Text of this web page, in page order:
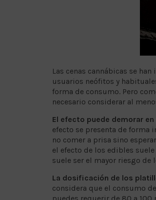
Las cenas cannábicas se
usuarios neófitos y
forma de consumo. Pero
necesario considerar al
El efecto puede demorar
efecto se presenta de forma
no comer a prisa sino
el efecto de los edibles
suele ser el mayor riesgo de
La dosificación de los
considera que el consumo